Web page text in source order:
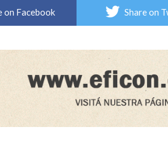
on Facebook Share on